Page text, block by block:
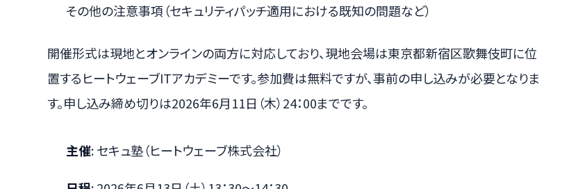
その他の注意事項（セキュリティパッチ適用における既知の問題など）
開催形式は現地とオンラインの両方に対応しており、現地会場は東京都新宿区歌舞伎町に位
置するヒートウェーブITアカデミーです。参加費は無料ですが、事前の申し込みが必要となりま
す。申し込み締め切りは2026年6月11日（木）24：00までです。
主催: セキュ塾（ヒートウェーブ株式会社）